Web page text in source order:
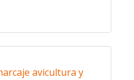
avicultura y